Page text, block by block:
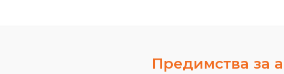
Предимства за